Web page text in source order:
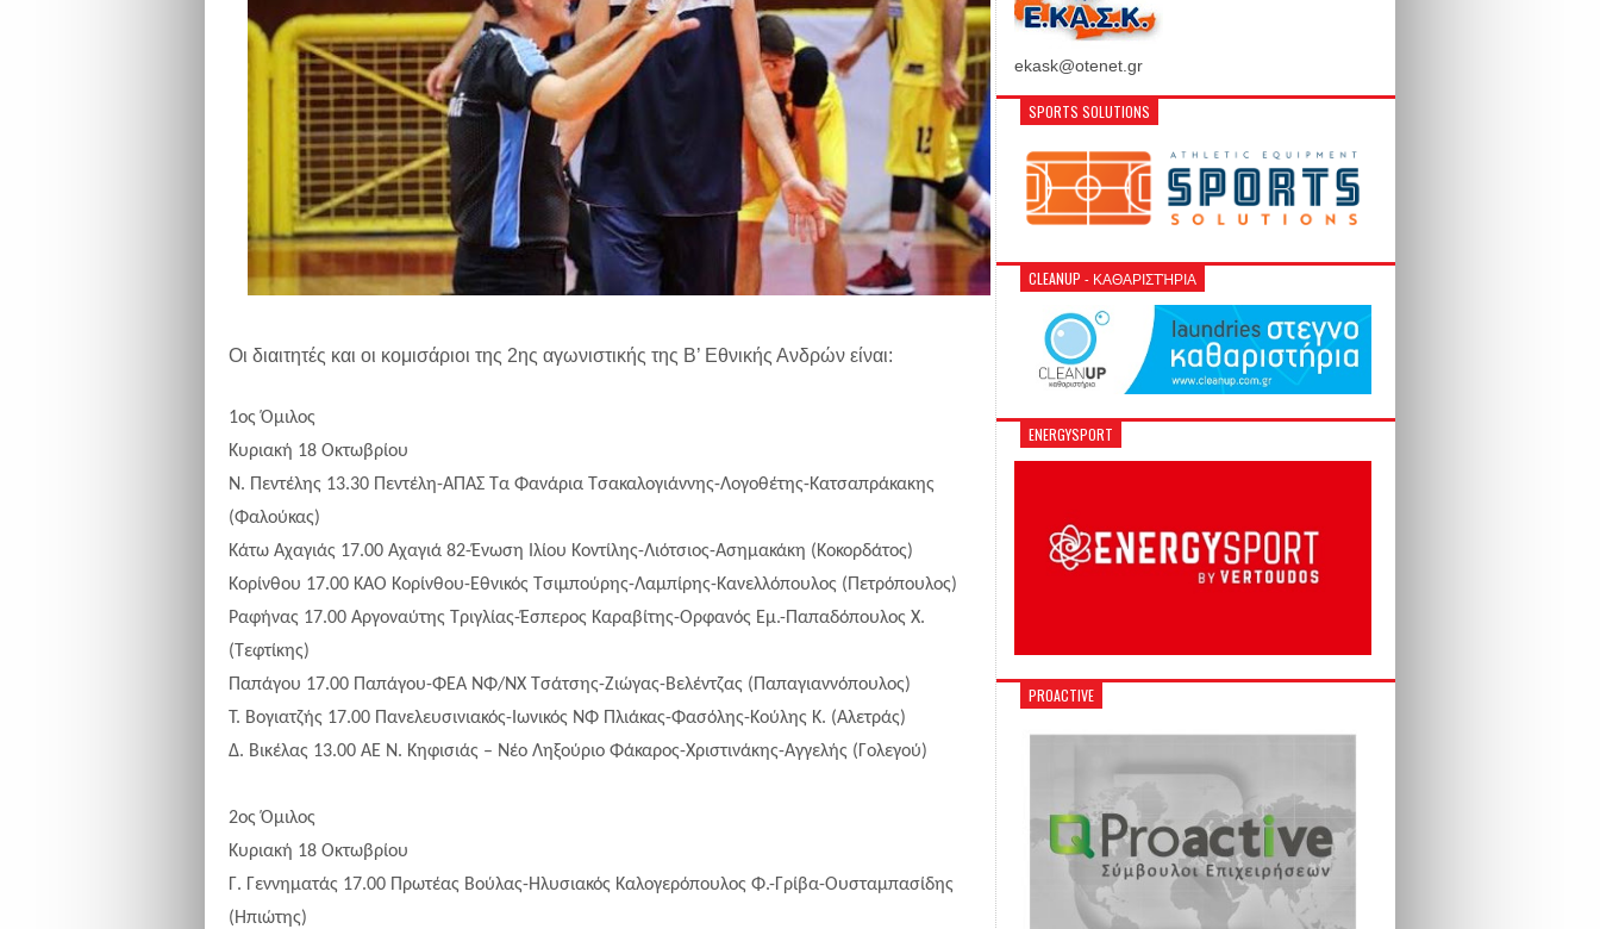
Οι διαιτητές και οι κομισάριοι της 2ης αγωνιστικής της Β’ Εθνικής Ανδρών είναι:
1ος Όμιλος
Κυριακή 18 Οκτωβρίου
Ν. Πεντέλης 13.30 Πεντέλη-ΑΠΑΣ Τα Φανάρια Τσακαλογιάννης-Λογοθέτης-Κατσαπράκακης
(Φαλούκας)
Κάτω Αχαγιάς 17.00 Αχαγιά 82-Ένωση Ιλίου Κοντίλης-Λιότσιος-Ασημακάκη (Κοκορδάτος)
Κορίνθου 17.00 ΚΑΟ Κορίνθου-Εθνικός Τσιμπούρης-Λαμπίρης-Κανελλόπουλος (Πετρόπουλος)
Ραφήνας 17.00 Αργοναύτης Τριγλίας-Έσπερος Καραβίτης-Ορφανός Εμ.-Παπαδόπουλος Χ.
(Τεφτίκης)
Παπάγου 17.00 Παπάγου-ΦΕΑ ΝΦ/ΝΧ Τσάτσης-Ζιώγας-Βελέντζας (Παπαγιαννόπουλος)
Τ. Βογιατζής 17.00 Πανελευσινιακός-Ιωνικός ΝΦ Πλιάκας-Φασόλης-Κούλης Κ. (Αλετράς)
Δ. Βικέλας 13.00 ΑΕ Ν. Κηφισιάς – Νέο Ληξούριο Φάκαρος-Χριστινάκης-Αγγελής (Γολεγού)
2ος Όμιλος
Κυριακή 18 Οκτωβρίου
Γ. Γεννηματάς 17.00 Πρωτέας Βούλας-Ηλυσιακός Καλογερόπουλος Φ.-Γρίβα-Ουσταμπασίδης
(Ηπιώτης)
ekask@otenet.gr
SPORTS SOLUTIONS
CLEANUP - ΚΑΘΑΡΙΣΤΉΡΙΑ
ENERGYSPORT
PROACTIVE